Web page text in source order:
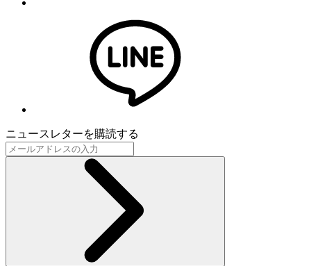
ニュースレターを購読する